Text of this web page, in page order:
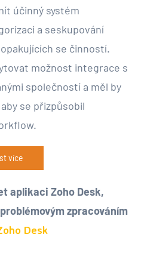
účinný systém
a seskupování
se činností.
možnost integrace s
společností a měl by
se přizpůsobil
více
aplikaci Zoho Desk,
zpracováním
Desk